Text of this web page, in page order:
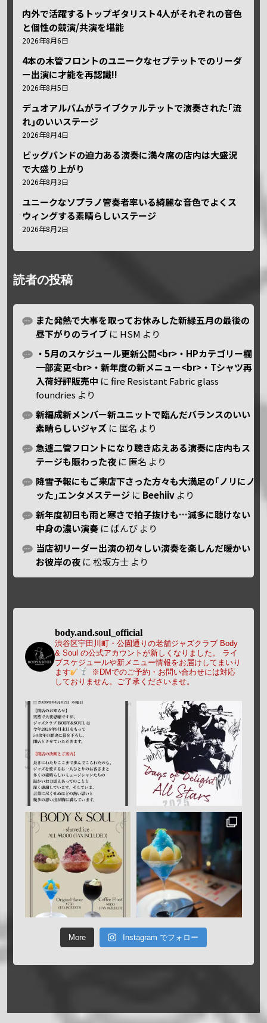
内外で活躍するトップギタリスト4人がそれぞれの音色
と個性の競演/共演を堪能
2026年8月6日
4本の木管フロントのユニークなセプテットでのリーダ
ー出演に才能を再認識!!
2026年8月5日
デュオアルバムがライブクァルテットで演奏された｢流
れ｣のいいステージ
2026年8月4日
ビッグバンドの迫力ある演奏に満々席の店内は大盛況
で大盛り上がり
2026年8月3日
ユニークなソプラノ管奏者率いる綺麗な音色でよくス
ウィングする素晴らしいステージ
2026年8月2日
読者の投稿
また発熱で大事を取ってお休みした新緑五月の最後の
昼下がりのライブ に HSM より
・5月のスケジュール更新公開<br>・HPカテゴリー欄
一部変更<br>・新年度の新メニュー<br>・Tシャツ再
入荷好評販売中 にfire Resistant Fabric glass
foundries より
新編成新メンバー新ユニットで臨んだバランスのいい
素晴らしいジャズ に 匿名 より
急遽二管フロントになり聴き応えある演奏に店内もス
テージも賑わった夜 に 匿名 より
降雪予報にもご来店下さった方々も大満足の｢ノリにノ
ッた｣エンタメステージ に Beehiiv より
新年度初日も雨と寒さで拍子抜けも…滅多に聴けない
中身の濃い演奏 に ばんび より
当店初リーダー出演の初々しい演奏を楽しんだ暖かい
お彼岸の夜 に松坂方士 より
body.and.soul_official
渋谷区宇田川町・公園通りの老舗ジャズクラブ Body
& Soul の公式アカウントが新しくなりました。
ライ
ブスケジュールや新メニュー情報をお届けしてまいり
ます
※DMでのご予約・お問い合わせには対応
しておりません。ご了承くださいませ。
More Instagram でフォロー